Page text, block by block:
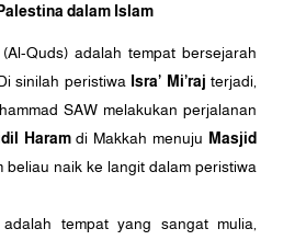
dalam Islam
Quds) adalah tempat bersejarah
sinilah peristiwa Isra’ Mi’raj terjadi,
SAW melakukan perjalanan
Haramdi Makkah menuju Masjid
beliau naik ke langit dalam peristiwa
adalah tempat yang sangat mulia,